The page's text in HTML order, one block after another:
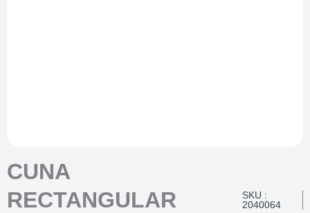
CUNA
RECTANGULAR
SKU :
2040064